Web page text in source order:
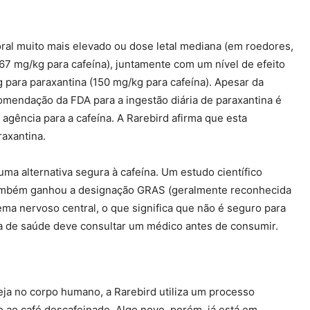
muito mais elevado ou dose letal mediana (em roedores,
mg/kg para cafeína), juntamente com um nível de efeito
paraxantina (150 mg/kg para cafeína). Apesar da
da FDA para a ingestão diária de paraxantina é
para a cafeína. A Rarebird afirma que esta
alternativa segura à cafeína. Um estudo científico
ganhou a designação GRAS (geralmente reconhecida
nervoso central, o que significa que não é seguro para
saúde deve consultar um médico antes de consumir.
no corpo humano, a Rarebird utiliza um processo